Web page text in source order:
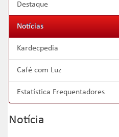
Destaque
Notícias
Kardecpedia
Café com Luz
Estatística Frequentadores
Notícia